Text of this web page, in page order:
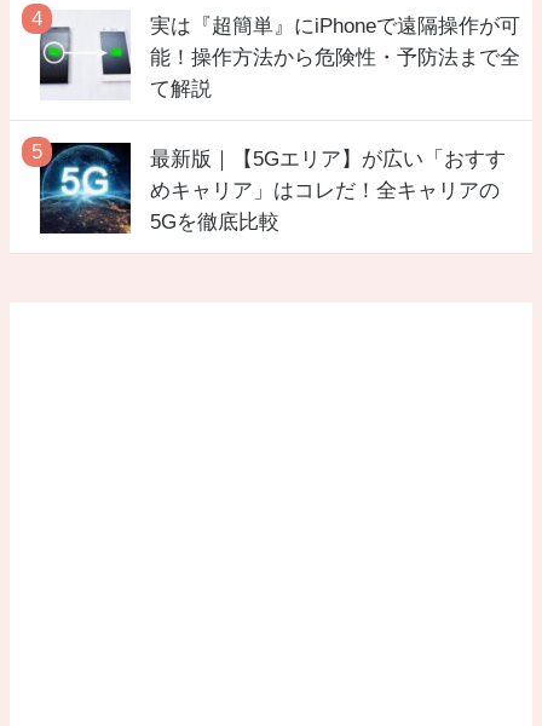
実は『超簡単』にiPhoneで遠隔操作が可
能！操作方法から危険性・予防法まで全
て解説
最新版｜【5Gエリア】が広い「おすす
めキャリア」はコレだ！全キャリアの
5Gを徹底比較